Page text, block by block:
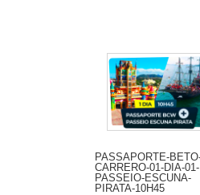
PASSAPORTE-
CARRERO-01-DIA-01-
PASSEIO-ESCUNA-
PIRATA-10H45